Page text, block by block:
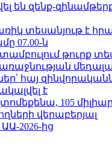
են զենք-
տեսանյութ է
07.00-ն
թուրք
հայ
է
105
վերաբերյալ
2026-ից